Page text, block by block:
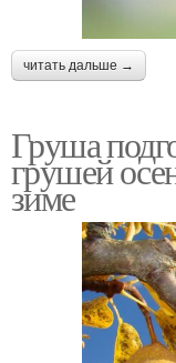
читать дальше →
Груша
грушей
зиме